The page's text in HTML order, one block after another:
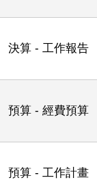
決算 - 工作報告
預算 - 經費預算
預算 - 工作計畫